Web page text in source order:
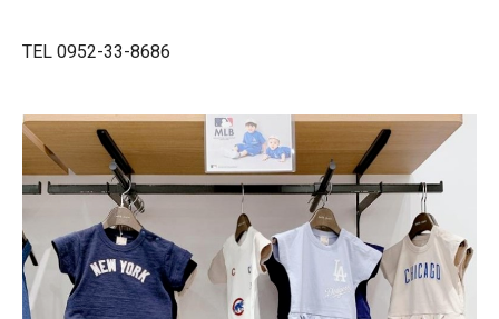
TEL 0952-33-8686